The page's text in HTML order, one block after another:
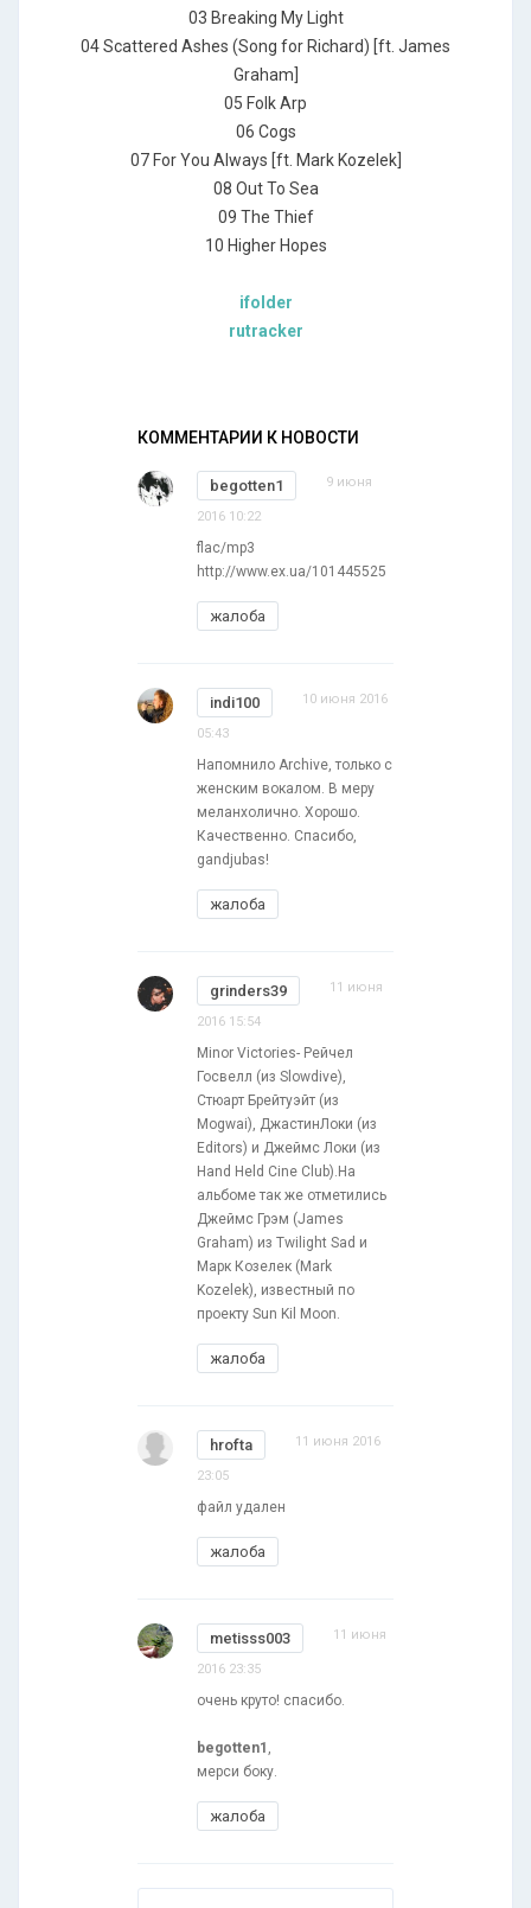
03 Breaking My Light
04 Scattered Ashes (Song for Richard) [ft. James
Graham]
05 Folk Arp
06 Cogs
07 For You Always [ft. Mark Kozelek]
08 Out To Sea
09 The Thief
10 Higher Hopes
ifolder
rutracker
КОММЕНТАРИИ К НОВОСТИ
begotten1 9 июня
2016 10:22
flac/mp3
http://www.ex.ua/101445525
жалоба
indi100 10 июня 2016
05:43
Напомнило Archive, только с
женским вокалом. В меру
меланхолично. Хорошо.
Качественно. Спасибо,
gandjubas!
жалоба
grinders39 11 июня
2016 15:54
Minor Victories- Рейчел
Госвелл (из Slowdive),
Стюарт Брейтуэйт (из
Mogwai), ДжастинЛоки (из
Editors) и Джеймс Локи (из
Hand Held Cine Club).На
альбоме так же отметились
Джеймс Грэм (James
Graham) из Twilight Sad и
Марк Козелек (Mark
Kozelek), известный по
проекту Sun Kil Moon.
жалоба
hrofta 11 июня 2016
23:05
файл удален
жалоба
metisss003 11 июня
2016 23:35
очень круто! спасибо.
begotten1
мерси боку.
жалоба